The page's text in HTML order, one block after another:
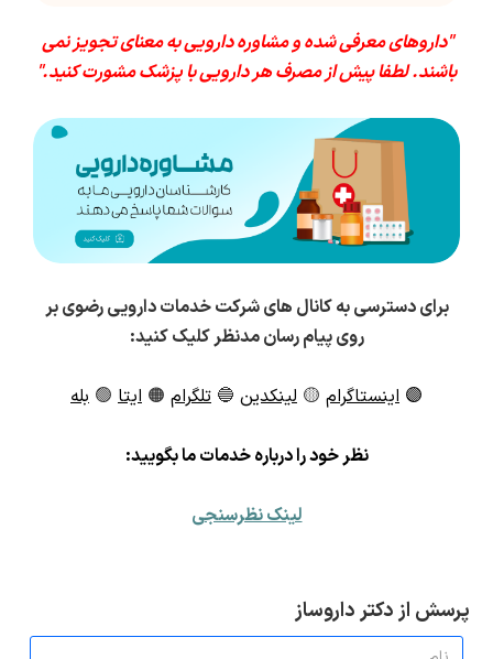
"داروهای معرفی شده و مشاوره دارویی به معنای تجویز نمی
باشند. لطفا پیش از مصرف هر دارویی با پزشک مشورت کنید."
برای دسترسی به کانال های شرکت خدمات دارویی رضوی بر
روی پیام رسان مدنظر کلیک کنید:
🟣 اینستاگرام 🟡 لینکدین 🔵 تلگرام 🟠 ایتا 🟢 بله
نظر خود را درباره خدمات ما بگویید:
لینک نظرسنجی
پرسش از دکتر داروساز